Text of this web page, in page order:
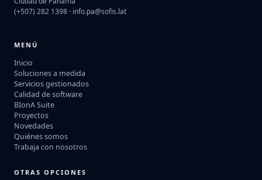
(+507) 282 1398 · info.pa@sofis.lat
MENÚ
Inicio
Soluciones a medida
Servicios gestionados
Calidad de software
BIonA Suite
Proyectos
Novedades
Quiénes somos
Trabaja con nosotros
OTRAS OPCIONES